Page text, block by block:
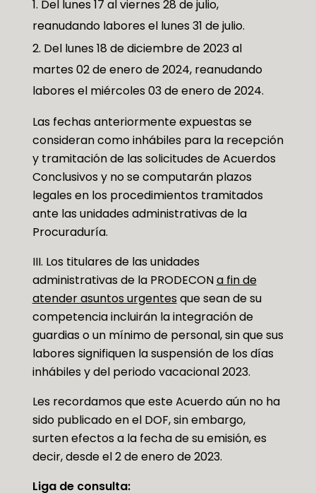
Del lunes 17 al viernes 28 de julio,
reanudando labores el lunes 31 de julio.
Del lunes 18 de diciembre de 2023 al
martes 02 de enero de 2024, reanudando
labores el miércoles 03 de enero de 2024.
Las fechas anteriormente expuestas se
consideran como inhábiles para la recepción
y tramitación de las solicitudes de Acuerdos
Conclusivos y no se computarán plazos
legales en los procedimientos tramitados
ante las unidades administrativas de la
Procuraduría.
III. Los titulares de las unidades
administrativas de la PRODECONa fin de
atender asuntos urgentes que sean de su
competencia incluirán la integración de
guardias o un mínimo de personal, sin que sus
labores signifiquen la suspensión de los días
inhábiles y del periodo vacacional 2023.
Les recordamos que este Acuerdo aún no ha
sido publicado en el DOF, sin embargo,
surten efectos a la fecha de su emisión, es
decir, desde el 2 de enero de 2023.
Liga de consulta: